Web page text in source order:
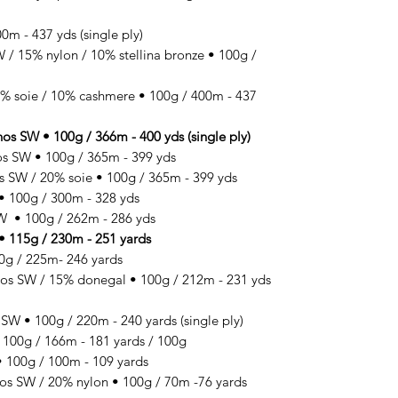
- 437 yds (single ply)
/ 15% nylon / 10% stellina bronze • 100g /
soie / 10% cashmere • 100g / 400m - 437
SW • 100g / 366m - 400 yds (single ply)
SW • 100g / 365m - 399 yds
/ 20% soie • 100g / 365m - 399 yds
100g / 300m - 328 yds
• 100g / 262m - 286 yds
115g / 230m - 251 yards
/ 225m- 246 yards
SW / 15% donegal • 100g / 212m - 231 yds
• 100g / 220m - 240 yards (single ply)
/ 166m - 181 yards / 100g
100g / 100m - 109 yards
SW / 20% nylon • 100g / 70m -76 yards